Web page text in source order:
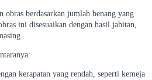
obras berdasarkan jumlah benang yang
ini disesuaikan dengan hasil jahitan,
kerapatan yang rendah, seperti kemeja